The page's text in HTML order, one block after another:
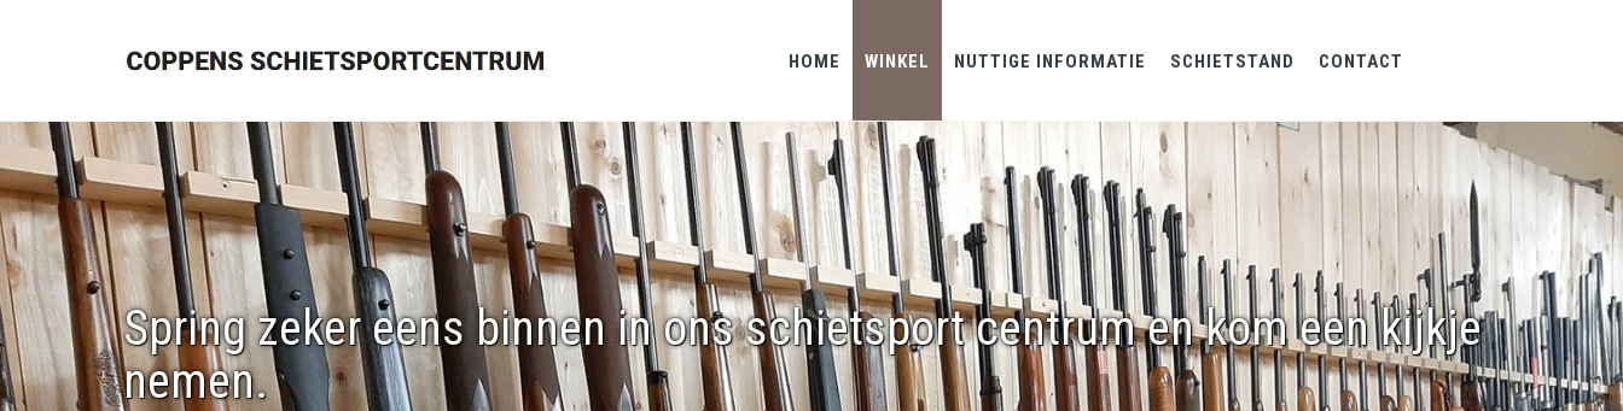
HOME WINKEL NUTTIGE INFORMATIE SCHIETSTAND CONTACT
Spring zeker eens binnen in ons schietsport centrum en kom een kijkje
nemen.